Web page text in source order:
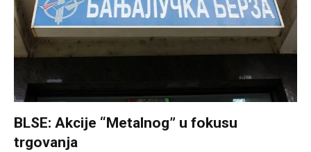
BLSE: Akcije “Metalnog” u fokusu
trgovanja